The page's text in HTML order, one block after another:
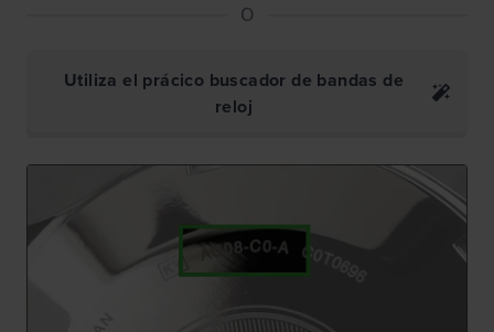
O
Utiliza el prácico buscador de bandas de
reloj